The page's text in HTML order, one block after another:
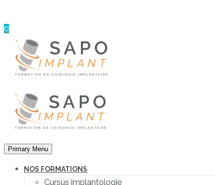
0
Primary Menu
NOS FORMATIONS
Cursus implantologie